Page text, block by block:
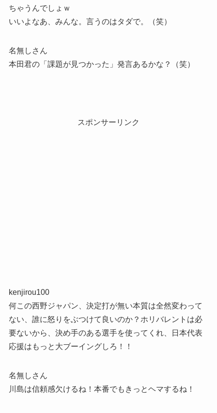
ちゃうんでしょｗ
いいよなあ、みんな。言うのはタダで。（笑）
名無しさん
本田君の「課題が見つかった」発言あるかな？（笑）
スポンサーリンク
kenjirou100
何この西野ジャパン、決定打が無い本質は全然変わって
ない、誰に怒りをぶつけて良いのか？ホリバレントは必
要ないから、決め手のある選手を使ってくれ、日本代表
応援はもっと大ブーイングしろ！！
名無しさん
川島は信頼感欠けるね！本番でもきっとヘマするね！